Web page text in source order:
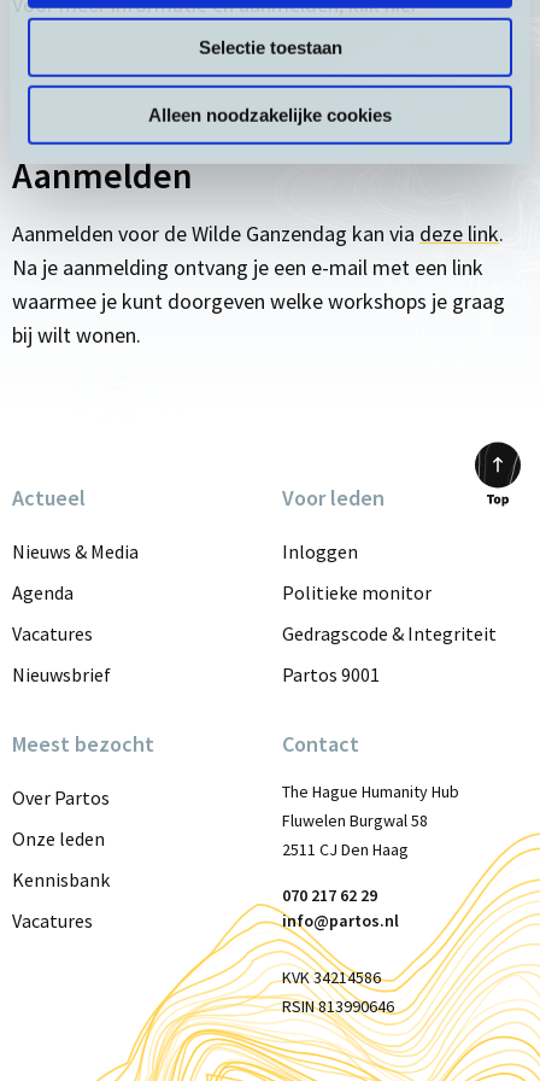
Selectie toestaan
Alleen noodzakelijke cookies
Aanmelden
Aanmelden voor de Wilde Ganzendag kan via deze link.
Na je aanmelding ontvang je een e-mail met een link
waarmee je kunt doorgeven welke workshops je graag
bij wilt wonen.
Actueel
Nieuws & Media
Agenda
Vacatures
Nieuwsbrief
Voor leden
Inloggen
Politieke monitor
Gedragscode & Integriteit
Partos 9001
Meest bezocht
Over Partos
Onze leden
Kennisbank
Vacatures
Contact
The Hague Humanity Hub
Fluwelen Burgwal 58
2511 CJ Den Haag
070 217 62 29
info@partos.nl
KVK 34214586
RSIN 813990646